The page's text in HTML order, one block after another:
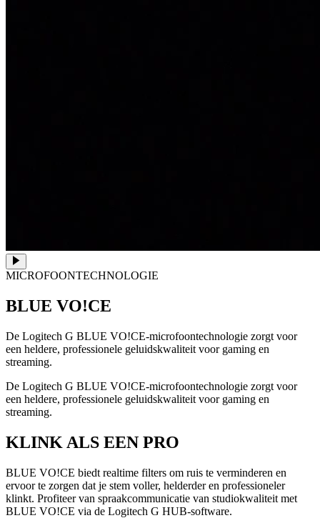
MICROFOONTECHNOLOGIE
BLUE VO!CE
De Logitech G BLUE VO!CE-microfoontechnologie zorgt voor
een heldere, professionele geluidskwaliteit voor gaming en
streaming.
De Logitech G BLUE VO!CE-microfoontechnologie zorgt voor
een heldere, professionele geluidskwaliteit voor gaming en
streaming.
KLINK ALS EEN PRO
BLUE VO!CE biedt realtime filters om ruis te verminderen en
ervoor te zorgen dat je stem voller, helderder en professioneler
klinkt. Profiteer van spraakcommunicatie van studiokwaliteit met
BLUE VO!CE via de Logitech G HUB-software.